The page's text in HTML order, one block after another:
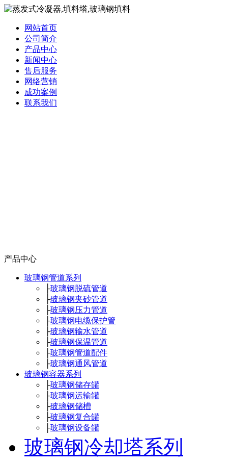
网站首页
公司简介
产品中心
新闻中心
售后服务
网络营销
成功案例
联系我们
产品中心
玻璃钢管道系列
├玻璃钢脱硫管道
├玻璃钢夹砂管道
├玻璃钢压力管道
├玻璃钢电缆保护管
├玻璃钢输水管道
├玻璃钢保温管道
├玻璃钢管道配件
├玻璃钢通风管道
玻璃钢容器系列
├玻璃钢储存罐
├玻璃钢运输罐
├玻璃钢储槽
├玻璃钢复合罐
├玻璃钢设备罐
玻璃钢冷却塔系列